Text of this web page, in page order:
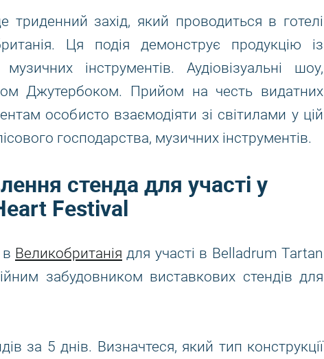
триденний захід, який проводиться в готелі
Ця подія демонструє продукцію із
інструментів. Аудіовізуальні шоу,
Джутербоком. Прийом на честь видатних
особисто взаємодіяти зі світилами у цій
господарства, музичних інструментів.
стенда для участі у
Festival
Великобританія для участі в Belladrum Tartan
забудовником виставкових стендів для
за 5 днів. Визначтеся, який тип конструкції